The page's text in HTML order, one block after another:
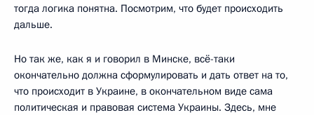
тогда логика понятна. Посмотрим, что будет происходить
дальше.
Но так же, как я и говорил в Минске, всё-таки
окончательно должна сформулировать и дать ответ на то,
что происходит в Украине, в окончательном виде сама
политическая и правовая система Украины. Здесь, мне